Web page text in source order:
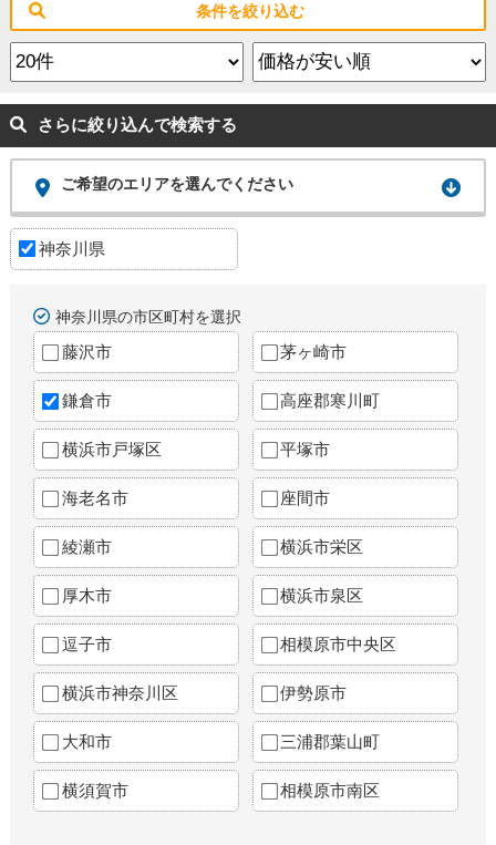
条件を絞り込む
さらに絞り込んで検索する
ご希望のエリアを選んでください
神奈川県
神奈川県の市区町村を選択
藤沢市 茅ヶ崎市
鎌倉市 高座郡寒川町
横浜市戸塚区 平塚市
海老名市 座間市
綾瀬市 横浜市栄区
厚木市 横浜市泉区
逗子市 相模原市中央区
横浜市神奈川区 伊勢原市
大和市 三浦郡葉山町
横須賀市 相模原市南区